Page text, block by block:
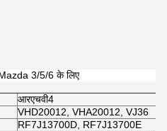
3/5/6 के लिए
आरएचवी4
VHD20012, VHA20012, VJ36
RF7J13700D, RF7J13700E